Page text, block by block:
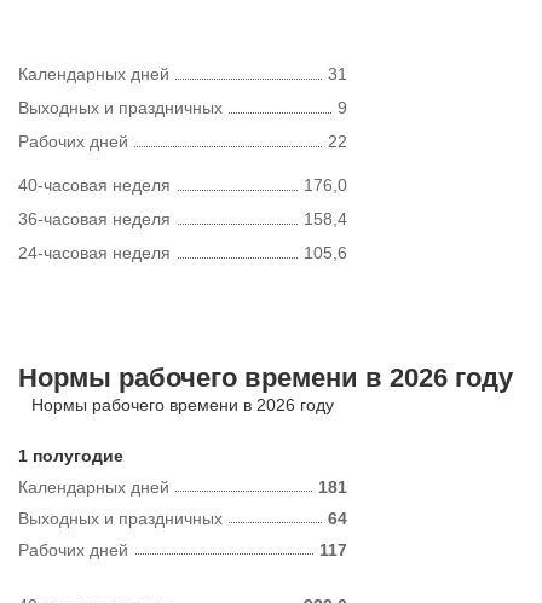
Календарных дней
31
Выходных и праздничных
9
Рабочих дней
22
40-часовая неделя
176,0
36-часовая неделя
158,4
24-часовая неделя
105,6
Нормы рабочего времени в 2026 году
Нормы рабочего времени в 2026 году
1 полугодие
Календарных дней
181
Рабочих дней 117
Выходных и праздничных 64